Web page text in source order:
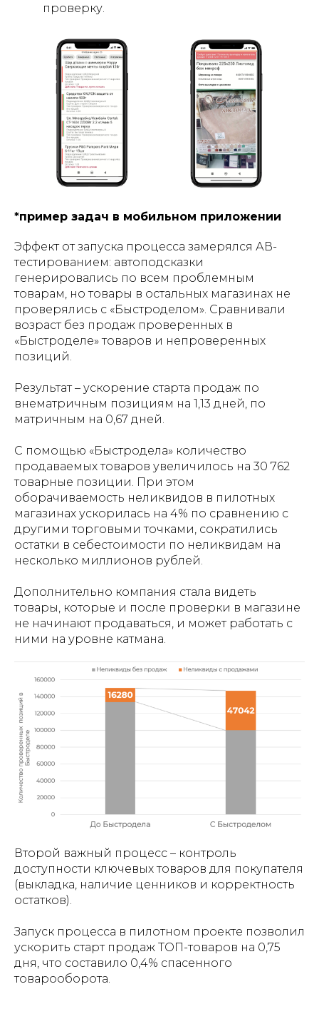
проверку.
*пример задач в мобильном приложении
Эффект от запуска процесса замерялся АВ-
тестированием: автоподсказки
генерировались по всем проблемным
товарам, но товары в остальных магазинах не
проверялись с «Быстроделом». Сравнивали
возраст без продаж проверенных в
«Быстроделе» товаров и непроверенных
позиций.
Результат – ускорение старта продаж по
внематричным позициям на 1,13 дней, по
матричным на 0,67 дней​.
С помощью «Быстродела» количество
продаваемых товаров увеличилось на 30 762
товарные позиции. При этом
оборачиваемость неликвидов в пилотных
магазинах ускорилась на 4% по сравнению с
другими​ торговыми точками, сократились
остатки в себестоимости по неликвидам на
несколько миллионов рублей.
Дополнительно компания стала видеть
товары, которые и после проверки в магазине
не начинают продаваться, и может работать с
ними на уровне катмана.
Второй важный процесс – контроль
доступности ключевых товаров для покупателя
(выкладка, наличие ценников и корректность
остатков).
Запуск процесса в пилотном проекте позволил
ускорить старт продаж ТОП-товаров на 0,75
дня​, что составило 0,4% спасенного
товарооборота​.